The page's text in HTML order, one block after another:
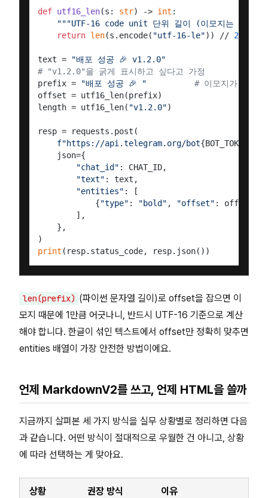
def utf16_len(s: str) -> int :
"""UTF-16 code unit 단위 길이 (이모지는 2로
return len(s.encode( "utf-16-le")) // 2
text =
"배포 성공 🎉 v1.2.0"
# "v1.2.0"을 굵게 표시하고 싶다고 가정
prefix =
"배포 성공 🎉 "
# 이모지가 2
offset = utf16_len(prefix)
length = utf16_len( "v1.2.0")
resp = requests.post(
f"https://api.telegram.org/bot{BOT_TOKEN}
    json={
"chat_id" : CHAT_ID,
"text" : text,
"entities" : [
            {
"type" : "bold" , "offset" : offset,
        ],
    },
print
len(prefix) (파이썬 문자열 길이)로 offset을 잡으면 이
모지 때문에 1만큼 어긋나니, 반드시 UTF-16 기준으로 계산
해야 합니다. 한글이 섞인 텍스트에서 offset만 정확히 맞추면
entities 배열이 가장 안전한 방법이에요.
언제 MarkdownV2를 쓰고, 언제 HTML을 쓸까
지금까지 살펴본 세 가지 방식을 실무 상황별로 정리하면 다음
과 같습니다. 어떤 방식이 절대적으로 우월한 건 아니고, 상황
에 따라 선택하는 게 맞아요.
상황 권장 방식 이유